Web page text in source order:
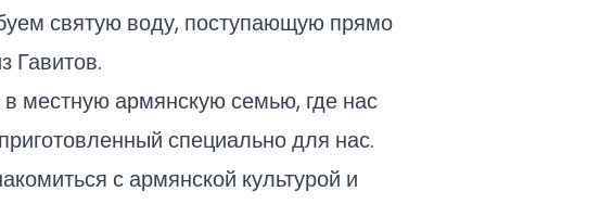
святую воду, поступающую прямо
Гавитов.
местную армянскую семью, где нас
специально для нас.
с армянской культурой и